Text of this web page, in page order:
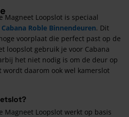
Magneet Loopslot is speciaal
Roble Binnendeuren. Dit
voorplaat die perfect past op de
loopslot gebruik je voor Cabana
het niet nodig is om de deur op
wordt daarom ook wel kamerslot
Magneet Loopslot werkt op basis